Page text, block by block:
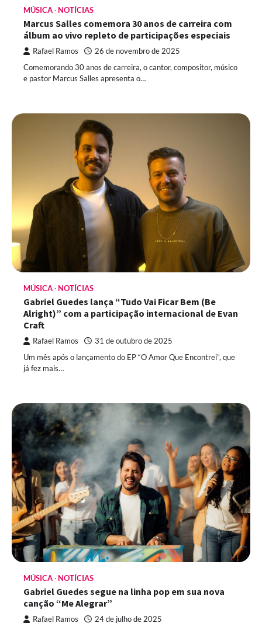
MÚSICA NOTÍCIAS
Marcus Salles comemora 30 anos de carreira com
álbum ao vivo repleto de participações especiais
Rafael Ramos 26 de novembro de 2025
Comemorando 30 anos de carreira, o cantor, compositor, músico
e pastor Marcus Salles apresenta o…
MÚSICA NOTÍCIAS
Gabriel Guedes lança “Tudo Vai Ficar Bem (Be
Alright)” com a participação internacional de Evan
Craft
Rafael Ramos 31 de outubro de 2025
Um mês após o lançamento do EP “O Amor Que Encontrei”, que
já fez mais…
MÚSICA NOTÍCIAS
Gabriel Guedes segue na linha pop em sua nova
canção “Me Alegrar”
Rafael Ramos 24 de julho de 2025